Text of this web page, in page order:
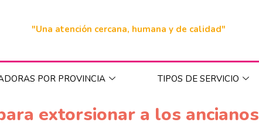
"Una atención cercana, humana y de calidad"
POR PROVINCIA TIPOS DE SERVICIO
extorsionar a los ancianos